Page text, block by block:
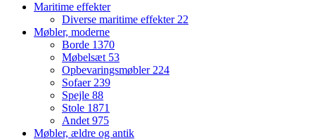
Maritime effekter
Diverse maritime effekter22
Møbler, moderne
Borde 1370
Møbelsæt 53
Opbevaringsmøbler224
Sofaer239
Spejle 88
Stole 1871
Andet975
Møbler, ældre og antik